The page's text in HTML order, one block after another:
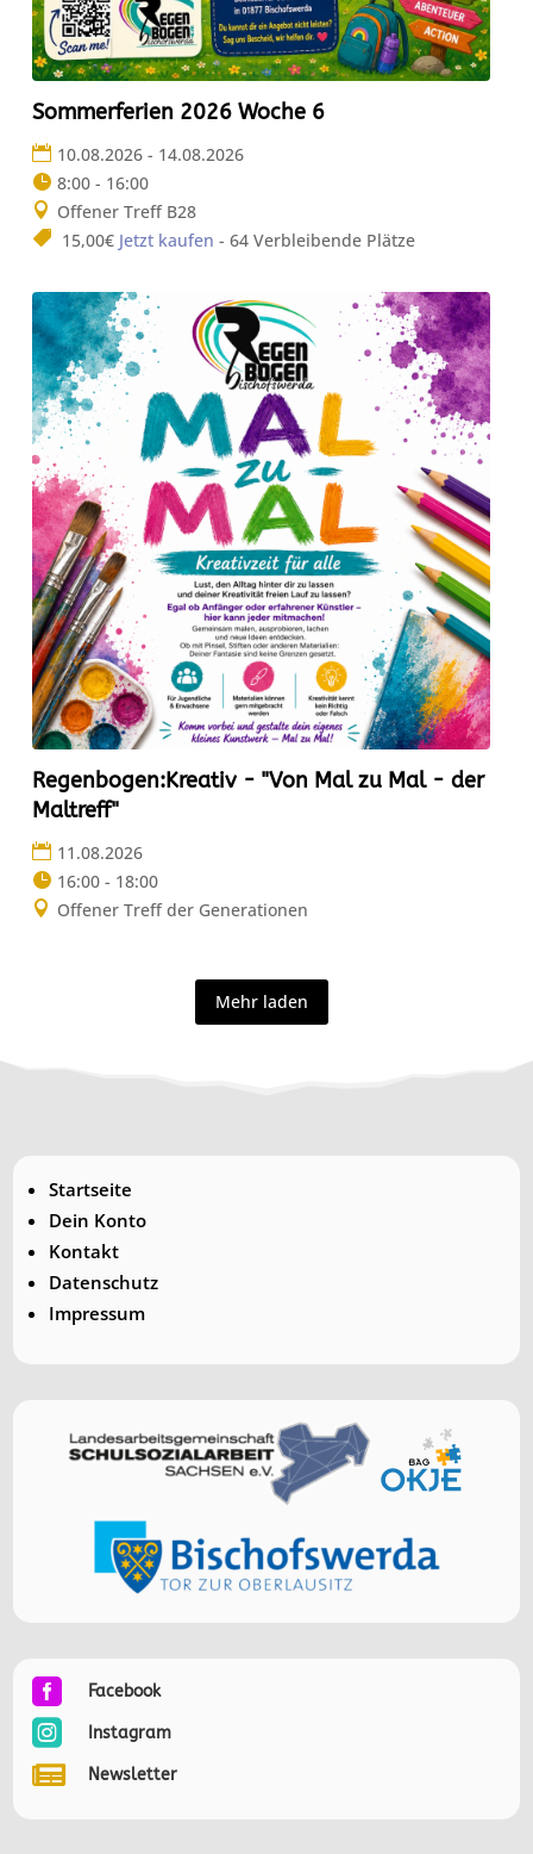
Sommerferien 2026 Woche 6
10.08.2026 - 14.08.2026
8:00 - 16:00
Offener Treff B28
15,00€ Jetzt kaufen - 64 Verbleibende Plätze
Regenbogen:Kreativ - "Von Mal zu Mal - der
Maltreff"
11.08.2026
16:00 - 18:00
Offener Treff der Generationen
Mehr laden
Startseite
Dein Konto
Kontakt
Datenschutz
Impressum
 Facebook
 Instagram
 Newsletter